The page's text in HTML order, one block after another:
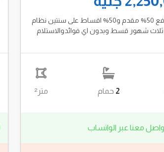
نظام الدفع 50% مقدم و50% اقساط على سنتين نظام
شهور قسط وبدون اي فوائدوالاستلام
2 حمام متر²
معنا عبر الواتساب